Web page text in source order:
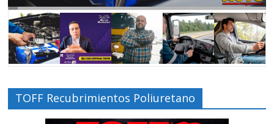
TOFF Recubrimientos Poliuretano